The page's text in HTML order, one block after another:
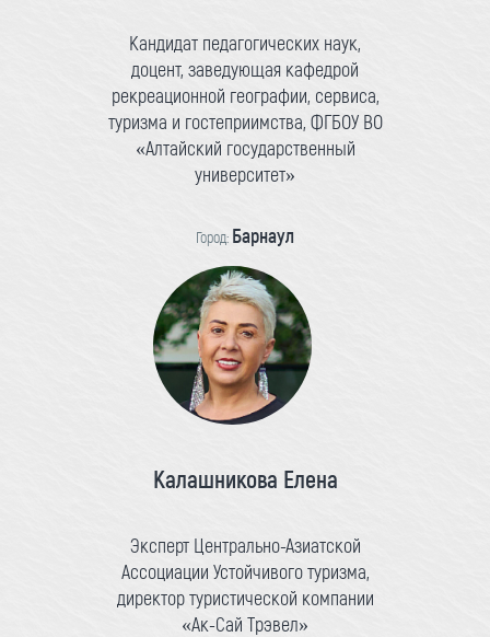
Кандидат педагогических наук,
доцент, заведующая кафедрой
рекреационной географии, сервиса,
туризма и гостеприимства, ФГБОУ ВО
«Алтайский государственный
университет»
Город: Барнаул
Калашникова Елена
Эксперт Центрально-Азиатской
Ассоциации Устойчивого туризма,
директор туристической компании
«Ак-Сай Трэвел»